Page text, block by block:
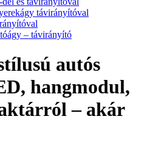
autós
hangmodul,
– akár